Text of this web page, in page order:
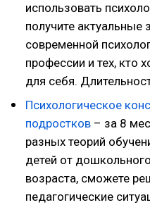
использовать
получите актуальные
современной
профессии и тех, кто
для себя.
Психологическое
подростков – за 8
разных теорий
детей от
возраста, сможете
педагогические